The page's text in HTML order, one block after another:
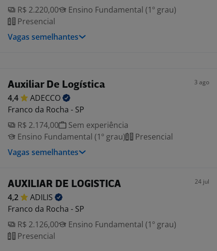
R$ 2.220,00
Ensino Fundamental (1º grau)
Presencial
Vagas semelhantes
Auxiliar De Logística 3 ago
4,4
ADECCO
Franco da Rocha - SP
R$ 2.174,00
Sem experiência
Ensino Fundamental (1º grau)
Presencial
Vagas semelhantes
AUXILIAR DE LOGISTICA 24 jul
4,2
ADILIS
Franco da Rocha - SP
R$ 2.126,00
Ensino Fundamental (1º grau)
Presencial